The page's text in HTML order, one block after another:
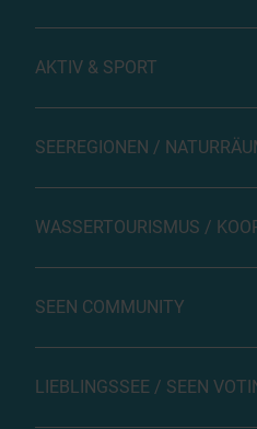
AKTIV & SPORT
SEEREGIONEN /
WASSERTOURISMUS /
SEEN COMMUNITY
LIEBLINGSSEE / SEEN